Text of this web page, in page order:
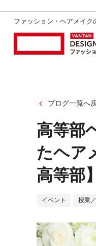
ファッション・ヘアメイ
ブログ一覧へ
高等部
たヘア
高等部】
イベント 授業